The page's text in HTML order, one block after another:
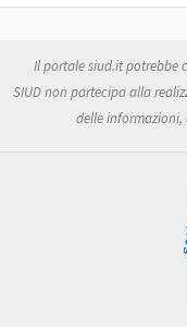
Il portale siud.it potrebbe
SIUD non partecipa alla
delle